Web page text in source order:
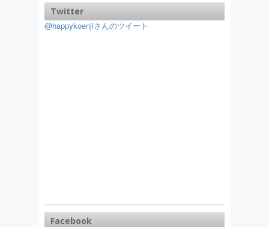
Twitter
@happykoenjiさんのツイート
Facebook